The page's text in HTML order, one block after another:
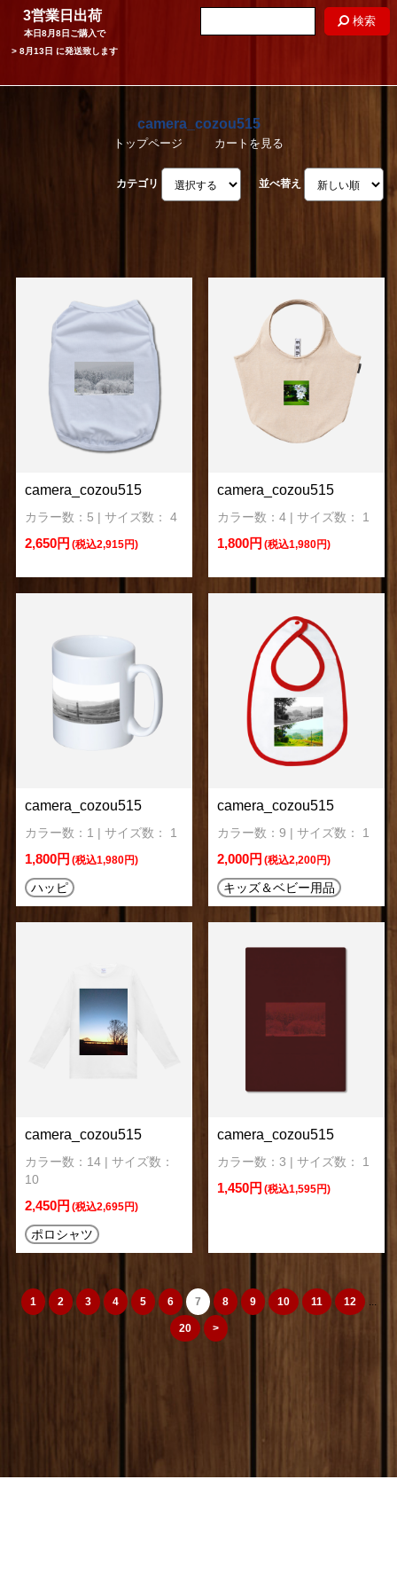
3営業日出荷
本日8月8日 ご購入で
> 8月13日 に発送致します
検索
camera_cozou515
トップページ カートを見る
カテゴリ 並べ替え
camera_cozou515
カラー数：5 | サイズ数： 4
2,650円 (税込2,915円)
camera_cozou515
カラー数：4 | サイズ数： 1
1,800円 (税込1,980円)
camera_cozou515
カラー数：1 | サイズ数： 1
1,800円 (税込1,980円)
ハッピ
camera_cozou515
カラー数：9 | サイズ数： 1
2,000円 (税込2,200円)
キッズ＆ベビー用品
camera_cozou515
カラー数：14 | サイズ数：
10
2,450円 (税込2,695円)
ポロシャツ
camera_cozou515
カラー数：3 | サイズ数： 1
1,450円 (税込1,595円)
1 2 3 4 5 6 7 8 9 10 11 12 ...
20 >